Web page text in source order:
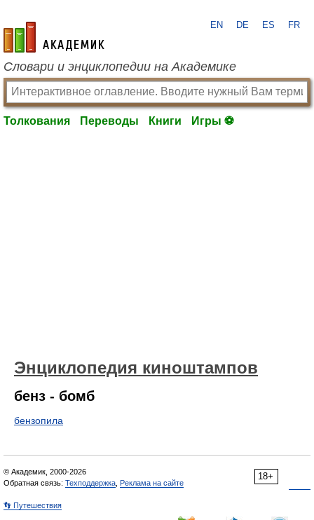
academic.ru
EN DE ES FR
Словари и энциклопедии на Академике
Толкования Переводы Книги Игры ⚽
Энциклопедия киноштампов
бенз - бомб
бензопила
18+
© Академик, 2000-2026
Обратная связь: Техподдержка Реклама на сайте
👣 Путешествия